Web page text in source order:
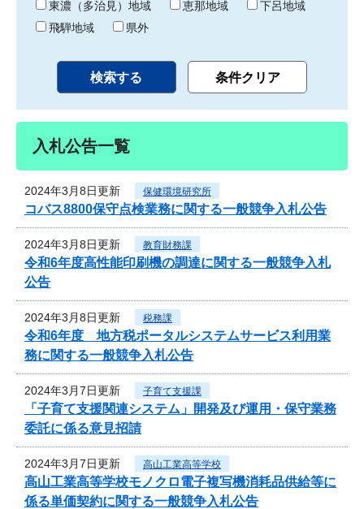
東濃（多治見）地域
恵那地域
下呂地域
飛騨地域
県外
入札公告一覧
2024年3月8日更新 保健環境研究所
コバス8800保守点検業務に関する一般競争入札公告
2024年3月8日更新 教育財務課
令和6年度高性能印刷機の調達に関する一般競争入札
公告
2024年3月8日更新 税務課
令和6年度 地方税ポータルシステムサービス利用業
務に関する一般競争入札公告
2024年3月7日更新 子育て支援課
「子育て支援関連システム」開発及び運用・保守業務
委託に係る意見招請
2024年3月7日更新 高山工業高等学校
高山工業高等学校モノクロ電子複写機消耗品供給等に
係る単価契約に関する一般競争入札公告